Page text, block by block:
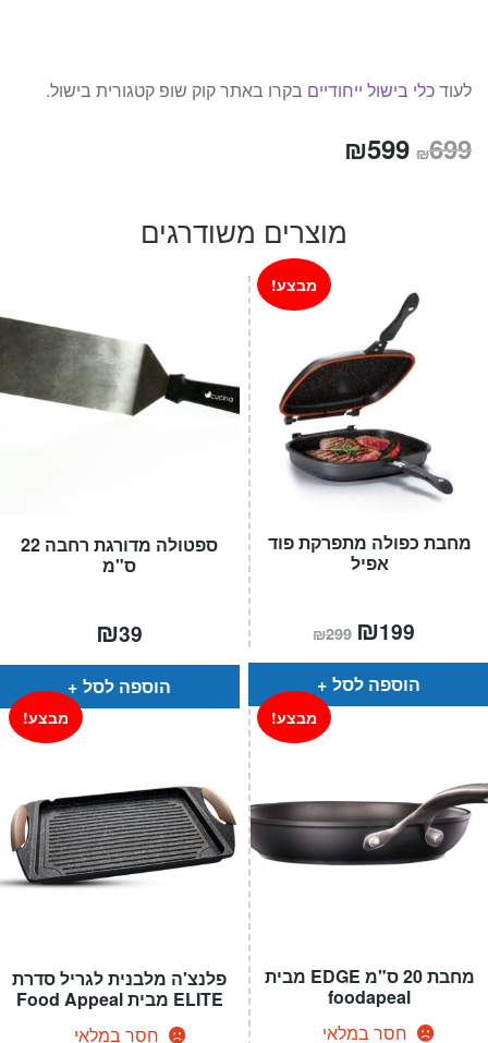
לעודכלי בישול ייחודיים בקרו באתר קוק שופ קטגורית בישול.
₪699 המחיר
₪599
הוא:
₪599.
מוצרים משודרגים
ספטולה מדורגת רחבה 22
ס"מ
₪39
הוספה לסל
מחבת כפולה מתפרקת פוד
אפיל
מבצע!
₪299 המחיר
המקורי
היה:
₪299.
₪199
הוא:
הוספה לסל
פלנצ'ה מלבנית לגריל סדרת
ELITE מבית Food Appeal
חסר במלאי
מבצע!
מחבת 20 ס"מ EDGE מבית
foodapeal
חסר במלאי
מבצע!